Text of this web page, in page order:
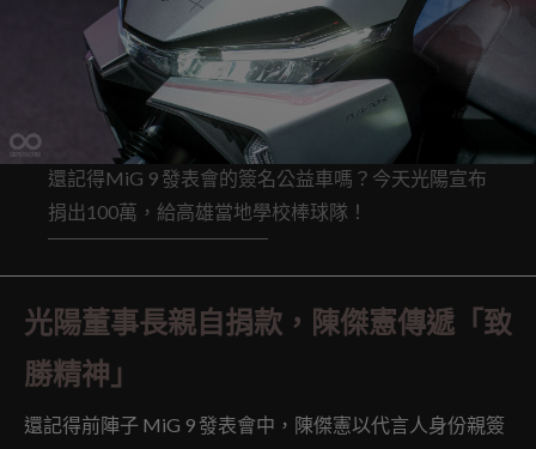
還記得MiG 9 發表會的簽名公益車嗎？今天光陽宣布
捐出100萬，給高雄當地學校棒球隊！
光陽董事長親自捐款，陳傑憲傳遞「致
勝精神」
還記得前陣子 MiG 9 發表會中，陳傑憲以代言人身份親簽